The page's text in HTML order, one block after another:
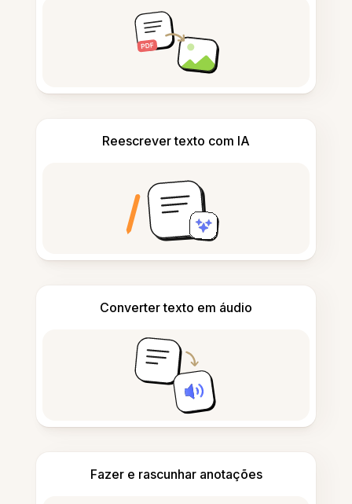
Reescrever texto com IA
Converter texto em áudio
Fazer e rascunhar anotações